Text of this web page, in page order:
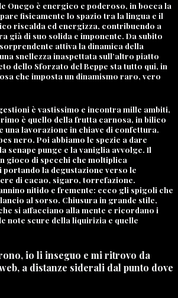
Onego è energico e poderoso, in bocca la
fisicamente lo spazio tra la lingua e il
riscalda ed energizza, contribuendo a
già di suo solida e imponente. Da subito
attiva la dinamica della
snellezza inaspettata sull’altro piatto
dello Sforzato del Beppe sta tutto qui, in
che imposta un dinamismo raro, vero
è vastissimo e incontra mille ambiti,
è quello della frutta carnosa, in bilico
una lavorazione in chiave di confettura.
nero. Poi abbiamo le spezie a dare
senape punge e la vaniglia avvolge. Il
gioco di specchi che moltiplica
la degustazione verso le
di cacao, sigaro, torrefazione.
nitido e fremente: ecco gli spigoli che
al sorso. Chiusura in grande stile,
si affacciano alla mente e ricordano i
note scure della liquirizia e quelle
io li inseguo e mi ritrovo da
a distanze siderali dal punto dove